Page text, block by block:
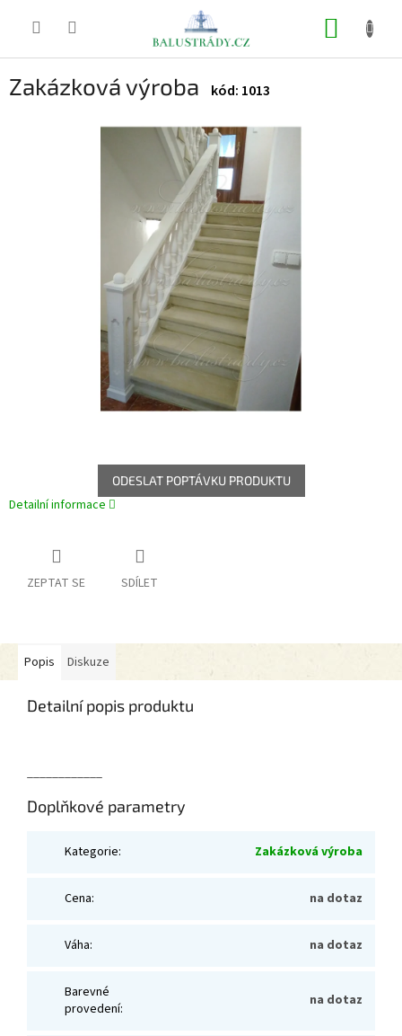
Zakázková výroba 1013
ODESLAT POPTÁVKU PRODUKTU
Detailní informace
ZEPTAT SE SDÍLET
Popis Diskuze
Detailní popis produktu
____________
Doplňkové parametry
Kategorie: Zakázková výroba
Cena: na dotaz
Váha: na dotaz
Barevné
provedení: na dotaz